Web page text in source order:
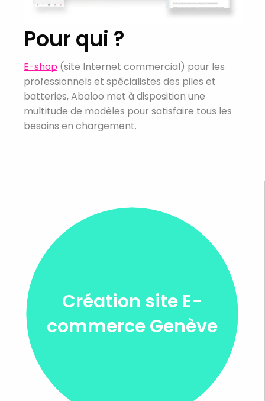
Pour qui ?
E-shop (site Internet commercial) pour les
professionnels et spécialistes des piles et
batteries, Abaloo met à disposition une
multitude de modèles pour satisfaire tous les
besoins en chargement.
Création site E-
commerce Genève